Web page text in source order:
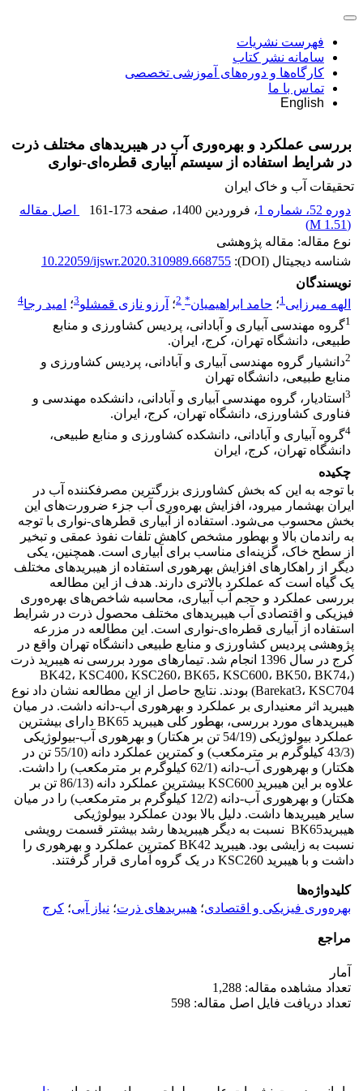
فهرست نشریات
سامانه نشر کتاب
کارگاه‌ها و دوره‌های آموزشی تخصصی
تماس با ما
English
بررسی عملکرد و بهره‌وری آب در هیبریدهای مختلف ذرت
در شرایط استفاده از سیستم آبیاری قطره‌ای-نواری
تحقیقات آب و خاک ایران
دوره 52، شماره 1
، فروردین 1400 ، صفحه 161-173
اصل مقاله
(
1.51 M
)
نوع مقاله: مقاله پژوهشی
شناسه دیجیتال (DOI):
10.22059/ijswr.2020.310989.668755
نویسندگان
الهه میرزایی1؛ حامد ابراهیمیان*
2؛ آرزو نازی قمشلو3؛ امید رجا4
1گروه مهندسی آبیاری و آبادانی، پردیس کشاورزی و منابع
طبیعی، دانشگاه تهران، کرج، ایران.
2دانشیار گروه مهندسی آبیاری و آبادانی، پردیس کشاورزی و
منابع طبیعی، دانشگاه تهران
3 استادیار، گروه مهندسی آبیاری و آبادانی، دانشکده مهندسی و
فناوری کشاورزی، دانشگاه تهران، کرج، ایران.
4گروه آبیاری و آبادانی، دانشکده کشاورزی و منابع طبیعی،
دانشگاه تهران، کرج، ایران
چکیده
با توجه به این که بخش کشاورزی بزرگترین مصرف‏کننده آب در
ایران به‏شمار می‏رود، افزایش بهره‌وری آب جزء ضرورت‌های این
بخش محسوب می‌شود. استفاده از آبیاری قطره‏ای-نواری با توجه
به راندمان بالا و به‏طور مشخص کاهش تلفات نفوذ عمقی و تبخیر
از سطح خاک، گزینه‌ای مناسب برای آبیاری است. همچنین، یکی
دیگر از راهکار­های افزایش بهره­وری استفاده از هیبریدهای مختلف
یک گیاه است که عملکرد بالاتری دارند. هدف از این مطالعه
بررسی عملکرد و حجم آب آبیاری، محاسبه شاخص‌های بهره‌وری
فیزیکی و اقتصادی آب هیبریدهای مختلف محصول ذرت در شرایط
استفاده از آبیاری قطره‌ای-نواری است. این مطالعه در مزرعه
پژوهشی پردیس کشاورزی و منابع طبیعی دانشگاه تهران واقع در
کرج در سال 1396 انجام شد. تیمارهای مورد بررسی نه هیبرید ذرت
(BK42، KSC400، KSC260، BK65، KSC600، BK50، BK74،
Barekat3، KSC704) بودند. نتایج حاصل از این مطالعه نشان داد نوع
هیبرید اثر معنی‏داری بر عملکرد و بهره­وری آب-دانه داشت. در میان
هیبریدهای مورد بررسی، به‏طور کلی هیبرید BK65 دارای بیشترین
عملکرد بیولوژیکی (54/19 تن بر هکتار) و بهره‏وری آب-بیولوژیکی
(43/3 کیلوگرم بر مترمکعب) و کمترین عملکرد دانه (55/10 تن در
هکتار) و بهره‏وری آب-دانه (62/1 کیلوگرم بر مترمکعب) را داشت.
علاوه بر این هیبرید KSC600 بیشترین عملکرد دانه (86/13 تن بر
هکتار) و بهره‏وری آب-دانه (12/2 کیلوگرم بر مترمکعب) را در میان
سایر هیبریدها داشت. دلیل بالا بودن عملکرد بیولوژیکی
هیبریدBK65 نسبت به دیگر هیبرید‏ها رشد بیشتر قسمت رویشی
نسبت به زایشی بود. هیبرید BK42 کمترین عملکرد و بهره­وری را
داشت و با هیبرید KSC260 در یک گروه آماری قرار گرفتند.
کلیدواژه‌ها
بهره‌وری فیزیکی و اقتصادی؛ هیبریدهای ذرت؛ نیاز آبی؛ کرج
مراجع
آمار
تعداد مشاهده مقاله: 1,288
تعداد دریافت فایل اصل مقاله: 598